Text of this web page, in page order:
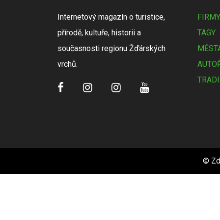
Internetový magazín o turistice,
přírodě, kultuře, historii a
současnosti regionu Žďárských
vrchů.
FIRMY
TAGY
©